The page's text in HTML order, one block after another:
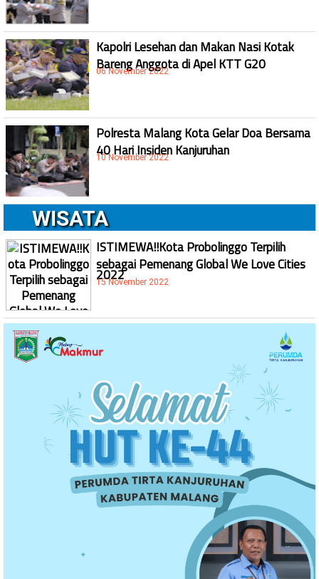
Kapolri Lesehan dan Makan Nasi Kotak
Bareng Anggota di Apel KTT G20
06 November 2022
Polresta Malang Kota Gelar Doa Bersama
40 Hari Insiden Kanjuruhan
10 November 2022
WISATA
ISTIMEWA!!Kota Probolinggo Terpilih
sebagai Pemenang Global We Love Cities
2022
15 November 2022